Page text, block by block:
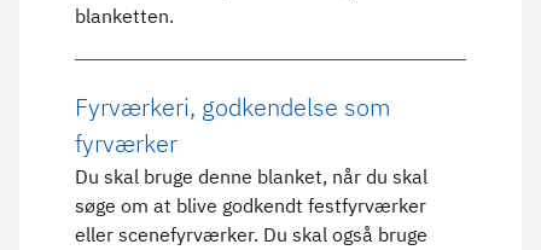
blanketten.
Fyrværkeri, godkendelse som
fyrværker
Du skal bruge denne blanket, når du skal
søge om at blive godkendt festfyrværker
eller scenefyrværker. Du skal også bruge